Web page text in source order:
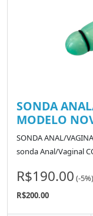
SONDA
MODELO
SONDA ANAL/
sonda Anal/Vaginal
R$190.00 (-5%)
R$200.00